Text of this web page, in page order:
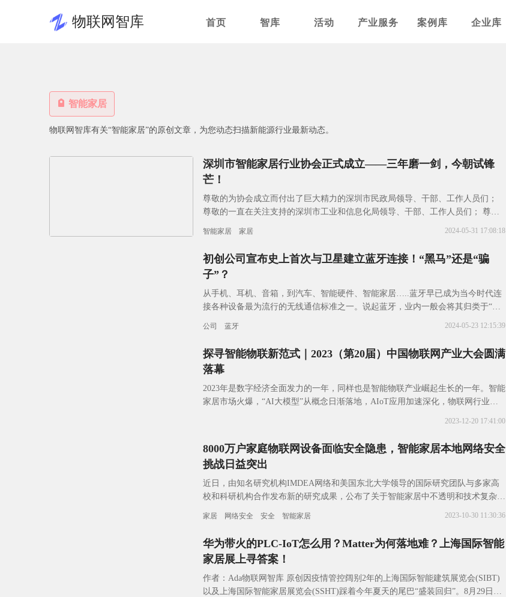
物联网智库 首页 智库 活动 产业服务 案例库 企业库
智能家居
物联网智库有关“智能家居”的原创文章，为您动态扫描新能源行业最新动态。
深圳市智能家居行业协会正式成立——三年磨一剑，今朝试锋
芒！
尊敬的为协会成立而付出了巨大精力的深圳市民政局领导、干部、工作人员们；
尊敬的一直在关注支持的深圳市工业和信息化局领导、干部、工作人员们； 尊敬
智能家居 家居 2024-05-31 17:08:18
初创公司宣布史上首次与卫星建立蓝牙连接！“黑马”还是“骗
子”？
从手机、耳机、音箱，到汽车、智能硬件、智能家居…..蓝牙早已成为当今时代连
接各种设备最为流行的无线通信标准之一。说起蓝牙，业内一般会将其归类于“短
公司 蓝牙 2024-05-23 12:15:39
探寻智能物联新范式｜2023（第20届）中国物联网产业大会圆满
落幕
2023年是数字经济全面发力的一年，同样也是智能物联产业崛起生长的一年。智能
家居市场火爆，“AI大模型”从概念日渐落地，AIoT应用加速深化，物联网行业正
2023-12-20 17:41:00
8000万户家庭物联网设备面临安全隐患，智能家居本地网络安全
挑战日益突出
近日，由知名研究机构IMDEA网络和美国东北大学领导的国际研究团队与多家高
校和科研机构合作发布新的研究成果，公布了关于智能家居中不透明和技术复杂的
家居 网络安全 安全 智能家居 2023-10-30 11:30:36
华为带火的PLC-IoT怎么用？Matter为何落地难？上海国际智能
家居展上寻答案！
作者：Ada物联网智库 原创因疫情管控阔别2年的上海国际智能建筑展览会(SIBT)
以及上海国际智能家居展览会(SSHT)踩着今年夏天的尾巴“盛装回归”。8月29日，